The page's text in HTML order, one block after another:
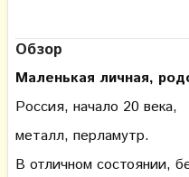
Обзор
Маленькая личная,
Россия, начало 20 века,
металл, перламутр.
В отличном состоянии,